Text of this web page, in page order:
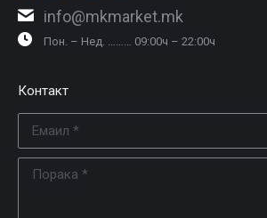
info@mkmarket.mk
Пон. – Нед. ……… 09:00ч – 22:00ч
Контакт
Порака *